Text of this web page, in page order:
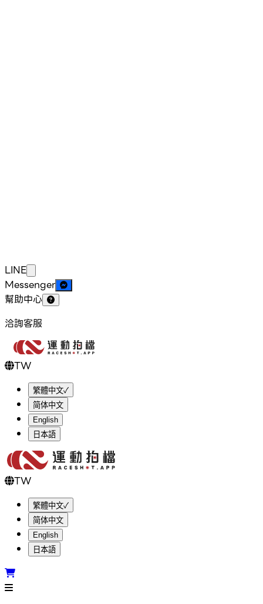
LINE
Messenger
幫助中心
洽詢客服
TW
繁體中文✓
简体中文
English
日本語
TW
繁體中文✓
简体中文
English
日本語